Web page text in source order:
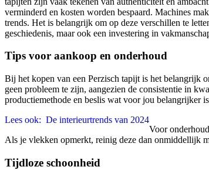
verminderd en kosten worden bespaard. Machines
trends. Het is belangrijk om op deze verschillen te
geschiedenis, maar ook een investering in
Tips voor aankoop en onderhoud
Bij het kopen van een Perzisch tapijt is het belangrijk
geen probleem te zijn, aangezien de consistentie in
productiemethode en beslis wat voor jou belangrijker
Lees ook: De interieurtrends van 2024
Voor
Als je vlekken opmerkt, reinig deze dan onmiddellijk
Tijdloze schoonheid